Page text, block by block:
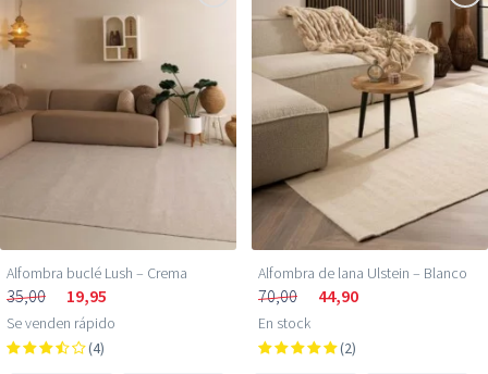
Alfombra buclé Lush – Crema
35,00 19,95
Se venden rápido
(4)
Alfombra de lana Ulstein – Blanco
70,00 44,90
En stock
(2)